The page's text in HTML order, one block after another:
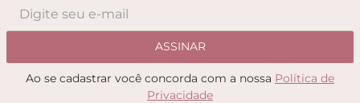
ASSINAR
Ao se cadastrar você concorda com a nossa Política de
Privacidade